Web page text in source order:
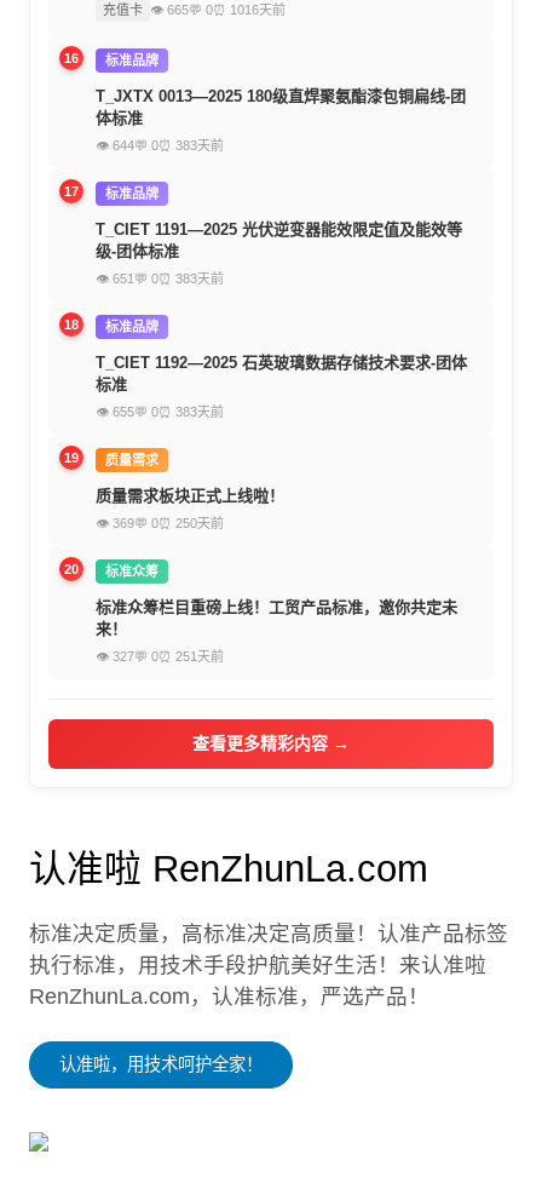
充值卡 👁 665💬 0⏰ 1016天前
16 标准品牌
T_JXTX 0013—2025 180级直焊聚氨酯漆包铜扁线-团
体标准
👁 644💬 0⏰ 383天前
17 标准品牌
T_CIET 1191—2025 光伏逆变器能效限定值及能效等
级-团体标准
👁 651 💬 0⏰ 383天前
18 标准品牌
T_CIET 1192—2025 石英玻璃数据存储技术要求-团体
标准
👁 655💬 0⏰ 383天前
19 质量需求
质量需求板块正式上线啦！
👁 369💬 0⏰ 250天前
20 标准众筹
标准众筹栏目重磅上线！工贸产品标准，邀你共定未
来！
👁 327💬 0⏰ 251天前
查看更多精彩内容 →
认准啦 RenZhunLa.com
标准决定质量，高标准决定高质量！认准产品标签
执行标准，用技术手段护航美好生活！来认准啦
RenZhunLa.com，认准标准，严选产品！
认准啦，用技术呵护全家！